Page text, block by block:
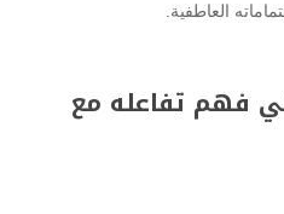
العاطفية.
فهم تفاعله مع